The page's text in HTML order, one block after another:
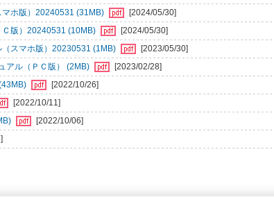
ホ版）20240531 (31MB)
[2024/05/30]
Ｃ版）20240531 (10MB)
[2024/05/30]
スマホ版）20230531 (1MB)
[2023/05/30]
アル（ＰＣ版） (2MB)
[2023/02/28]
[2022/10/26]
[2022/10/11]
[2022/10/06]